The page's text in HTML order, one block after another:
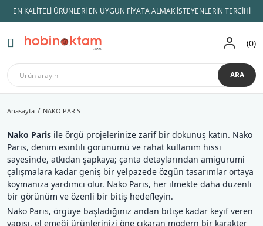
EN KALİTELİ ÜRÜNLERİ EN UYGUN FİYATA ALMAK İSTEYENLERİN TERCİHİ
ARA
0
Anasayfa NAKO PARİS
Nako Paris ile örgü projelerinize zarif bir dokunuş katın. Nako
Paris, denim esintili görünümü ve rahat kullanım hissi
sayesinde, atkıdan şapkaya; çanta detaylarından amigurumi
çalışmalara kadar geniş bir yelpazede özgün tasarımlar ortaya
koymanıza yardımcı olur. Nako Paris, her ilmekte daha düzenli
bir görünüm ve özenli bir bitiş hedefleyin.
Nako Paris, örgüye başladığınız andan bitişe kadar keyif veren
yapısı, el emeği ürünlerinizi öne çıkaran modern bir karakter
Geri Dön
AMİGURUMİ İPLERİ
Lady Yarn
Yarnart
Alize
Catania
Nako
Etrofil
Geri Dön
KADİFE İPLER
Himalaya kadife
Geri Dön
Himalaya kadife
Dolphin Baby
Dolphin Baby Fine
Himalaya Dolphin Bİg
Koala
Kuzucuk
Etrofil kadife
Geri Dön
ÖRGÜ İPLERİ
Koton İpler
Lif İpleri
Anchor Muline
Bebe Yünleri
Çanta Yapım İpleri
Merserize İplik
Geri Dön
ŞİŞLER ve TIĞLAR
Tulip TIĞ
Knitpro
Örgü Şişi
İğne Çeşitleri
Misinalı Şiş
Geri Dön
AMİGURUMİ MALZEMELERİ
Amigurumi Göz
Amigurumi Aksesuar
Amigurumi Burun
Emzik Zinciri Malzeme
Geri Dön
Hobi Malzemeleri
Çanta İpleri
Çanta Malzemeleri
Mezuralar
Patik Tabanları